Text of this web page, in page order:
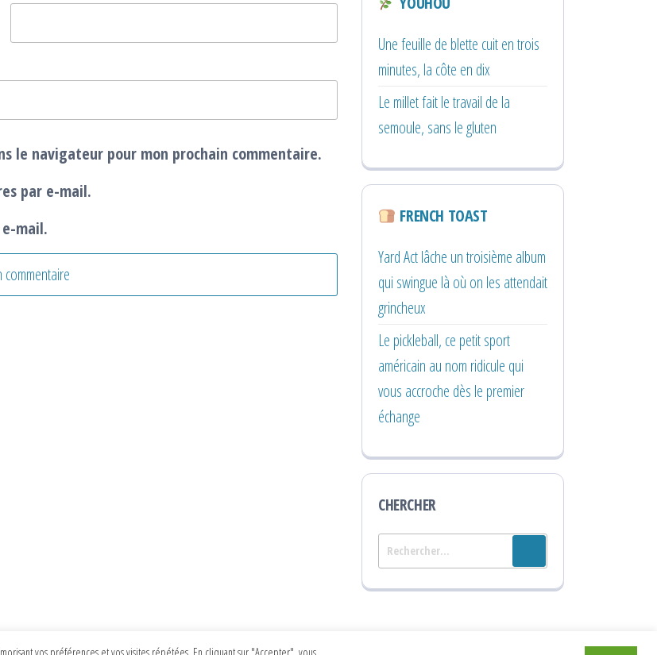
le navigateur pour mon prochain commentaire.
par e-mail.
mail.
Une feuille de blette cuit en trois
minutes, la côte en dix
Le millet fait le travail de la
semoule, sans le gluten
FRENCH TOAST
Yard Act lâche un troisième album
qui swingue là où on les attendait
grincheux
Le pickleball, ce petit sport
américain au nom ridicule qui
vous accroche dès le premier
échange
CHERCHER
Rechercher :